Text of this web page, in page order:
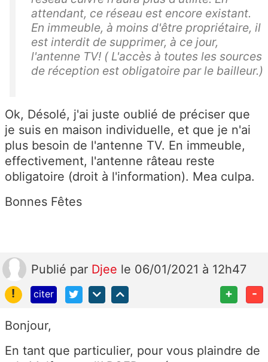
attendant, ce réseau est encore existant.
En immeuble, à moins d'être propriétaire, il
est interdit de supprimer, à ce jour,
l'antenne TV! ( L'accès à toutes les sources
de réception est obligatoire par le bailleur.)
Ok, Désolé, j'ai juste oublié de préciser que
je suis en maison individuelle, et que je n'ai
plus besoin de l'antenne TV. En immeuble,
effectivement, l'antenne râteau reste
obligatoire (droit à l'information). Mea culpa.
Bonnes Fêtes
Publié par Djee le 06/01/2021 à 12h47
!
citer + -
Bonjour,
En tant que particulier, pour vous plaindre de